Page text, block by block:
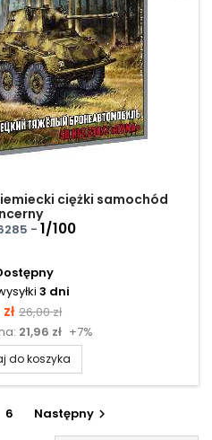
ciężki samochód
- 1/100
3 dni
Cena
podstawowa
26,00 zł
21,96 zł +7%
do koszyka
6 Następny